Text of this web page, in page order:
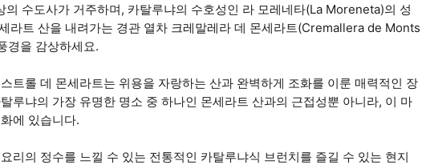
수도사가 거주하며, 카탈루냐의 수호성인 라 모레네타(La Moreneta)의 성
라트 산을 내려가는 경관 열차 크레말레라 데 몬세라트(Cremallera de Monts
경을 감상하세요.
트롤 데 몬세라트는 위용을 자랑하는 산과 완벽하게 조화를 이룬 매력적인 장
루냐의 가장 유명한 명소 중 하나인 몬세라트 산과의 근접성뿐 아니라, 이 마
에 있습니다.
리의 정수를 느낄 수 있는 전통적인 카탈루냐식 브런치를 즐길 수 있는 현지